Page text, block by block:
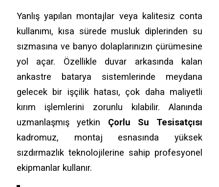
Yanlış yapılan montajlar veya kalitesiz conta
kullanımı, kısa sürede musluk diplerinden su
sızmasına ve banyo dolaplarınızın çürümesine
yol açar. Özellikle duvar arkasında kalan
ankastre batarya sistemlerinde meydana
gelecek bir işçilik hatası, çok daha maliyetli
kırım işlemlerini zorunlu kılabilir. Alanında
uzmanlaşmış yetkin Çorlu Su Tesisatçısı
kadromuz, montaj esnasında yüksek
sızdırmazlık teknolojilerine sahip profesyonel
ekipmanlar kullanır.